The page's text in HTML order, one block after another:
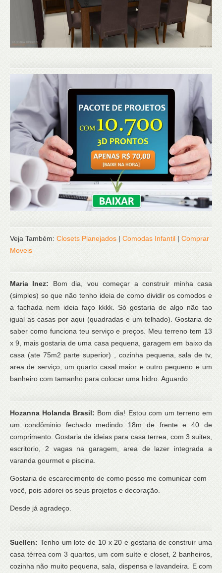
Veja Também:Closets Planejados | Comodas Infantil | Comprar
Moveis
Maria Inez: Bom dia, vou começar a construir minha casa
(simples) so que não tenho ideia de como dividir os comodos e
a fachada nem ideia faço kkkk. Só gostaria de algo não tao
igual as casas por aqui (quadradas e um telhado). Gostaria de
saber como funciona teu serviço e preços. Meu terreno tem 13
x 9, mais gostaria de uma casa pequena, garagem em baixo da
casa (ate 75m2 parte superior) , cozinha pequena, sala de tv,
area de serviço, um quarto casal maior e outro pequeno e um
banheiro com tamanho para colocar uma hidro. Aguardo
Hozanna Holanda Brasil: Bom dia! Estou com um terreno em
um condôminio fechado medindo 18m de frente e 40 de
comprimento. Gostaria de ideias para casa terrea, com 3 suites,
escritorio, 2 vagas na garagem, area de lazer integrada a
varanda gourmet e piscina.
Gostaria de escarecimento de como posso me comunicar com
você, pois adorei os seus projetos e decoração.
Desde já agradeço.
Suellen: Tenho um lote de 10 x 20 e gostaria de construir uma
casa térrea com 3 quartos, um com suíte e closet, 2 banheiros,
cozinha não muito pequena, sala, dispensa e lavandeira. E com